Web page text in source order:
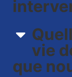
vie
que